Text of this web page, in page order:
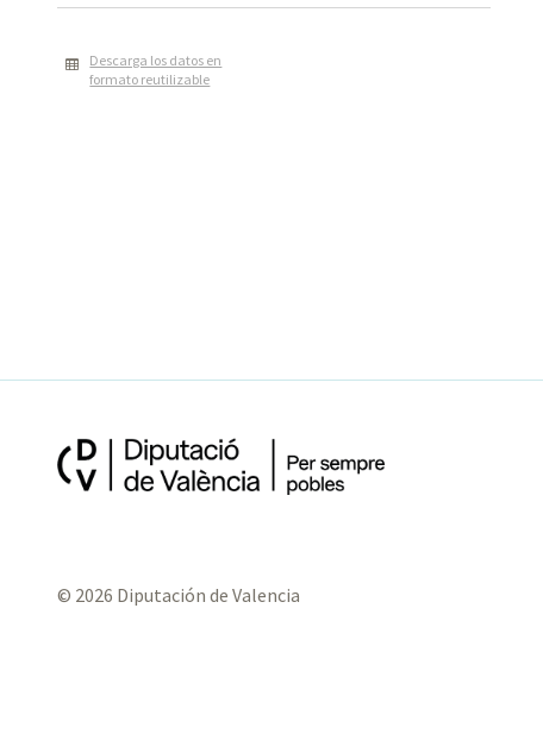
Descarga los datos en
formato reutilizable
© 2026 Diputación de Valencia